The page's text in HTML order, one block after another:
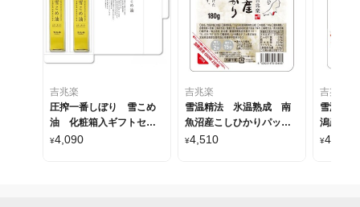
吉兆楽
圧搾一番しぼり 雪こめ
油 化粧箱入ギフトセッ
ト
¥4,090
吉兆楽
雪温精法 氷温熟成 南
魚沼産こしひかりパック
ごはん 180g×12パック
¥4,510
吉兆楽
雪温精
潟産こ
はん
¥4,180